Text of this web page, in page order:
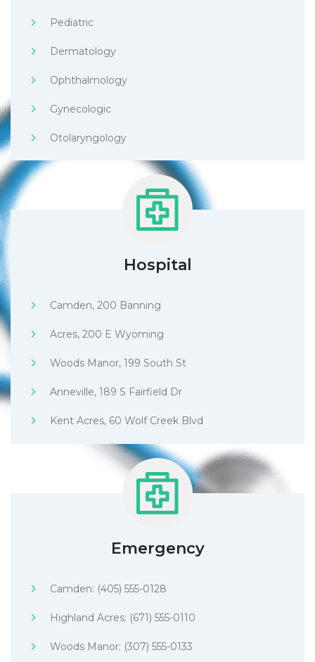
Pediatric
Dermatology
Ophthalmology
Gynecologic
Otolaryngology
Hospital
Camden, 200 Banning
Acres, 200 E Wyoming
Woods Manor, 199 South St
Anneville, 189 S Fairfield Dr
Kent Acres, 60 Wolf Creek Blvd
Emergency
Camden: (405) 555-0128
Highland Acres: (671) 555-0110
Woods Manor: (307) 555-0133